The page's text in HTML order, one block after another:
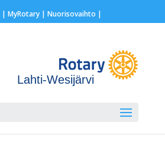
| MyRotary | Nuorisovaihto |
Lahti-Wesijärvi